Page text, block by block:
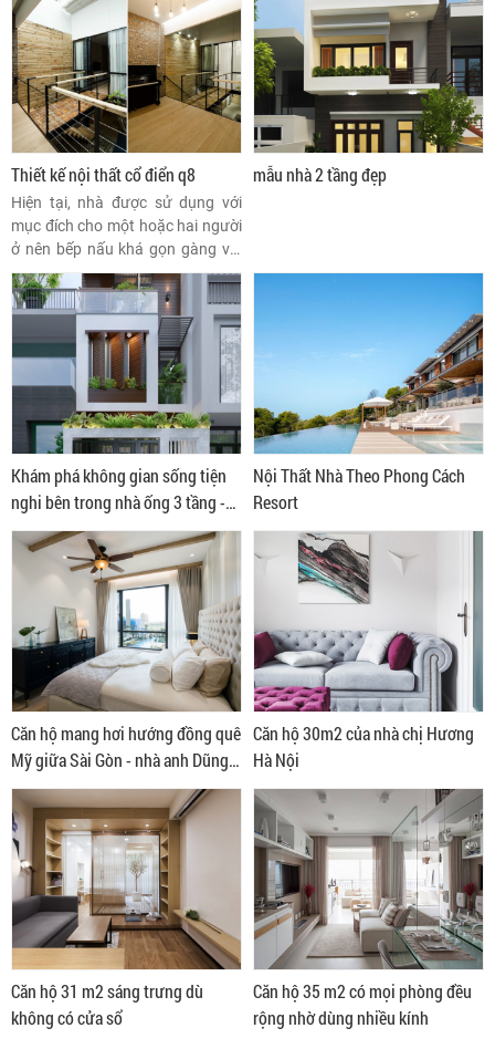
Thiết kế nội thất cổ điển q8
Hiện tại, nhà được sử dụng với
mục đích cho một hoặc hai người
ở nên bếp nấu khá gọn gàng với
thiết kế đá mài giản dị.
mẫu nhà 2 tầng đẹp
Khám phá không gian sống tiện
nghi bên trong nhà ống 3 tầng -
nhà anh Giang ở Bình Thạnh
Nội Thất Nhà Theo Phong Cách
Resort
Căn hộ mang hơi hướng đồng quê
Mỹ giữa Sài Gòn - nhà anh Dũng
quận 2
Căn hộ 30m2 của nhà chị Hương
Hà Nội
Căn hộ 31 m2 sáng trưng dù
không có cửa sổ
Căn hộ 35 m2 có mọi phòng đều
rộng nhờ dùng nhiều kính